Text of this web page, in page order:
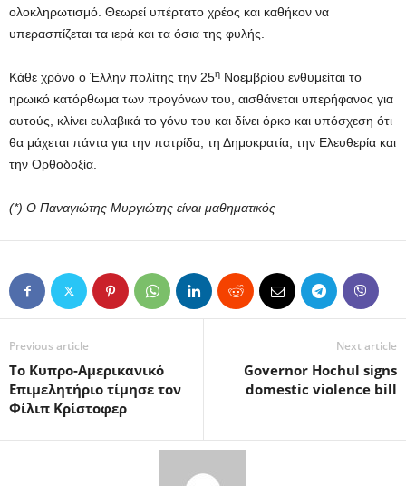
ολοκληρωτισμό. Θεωρεί υπέρτατο χρέος και καθήκον να
υπερασπίζεται τα ιερά και τα όσια της φυλής.
Κάθε χρόνο ο Έλλην πολίτης την 25η Νοεμβρίου ενθυμείται το
ηρωικό κατόρθωμα των προγόνων του, αισθάνεται υπερήφανος για
αυτούς, κλίνει ευλαβικά το γόνυ του και δίνει όρκο και υπόσχεση ότι
θα μάχεται πάντα για την πατρίδα, τη Δημοκρατία, την Ελευθερία και
την Ορθοδοξία.
(*) Ο Παναγιώτης Μυργιώτης είναι μαθηματικός
Previous article
Το Κυπρο-Αμερικανικό
Επιμελητήριο τίμησε τον
Φίλιπ Κρίστοφερ
Next article
Governor Hochul signs
domestic violence bill